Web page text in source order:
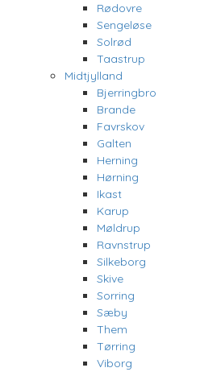
Rødovre
Sengeløse
Solrød
Taastrup
Midtjylland
Bjerringbro
Brande
Favrskov
Galten
Herning
Hørning
Ikast
Karup
Møldrup
Ravnstrup
Silkeborg
Skive
Sorring
Sæby
Them
Tørring
Viborg